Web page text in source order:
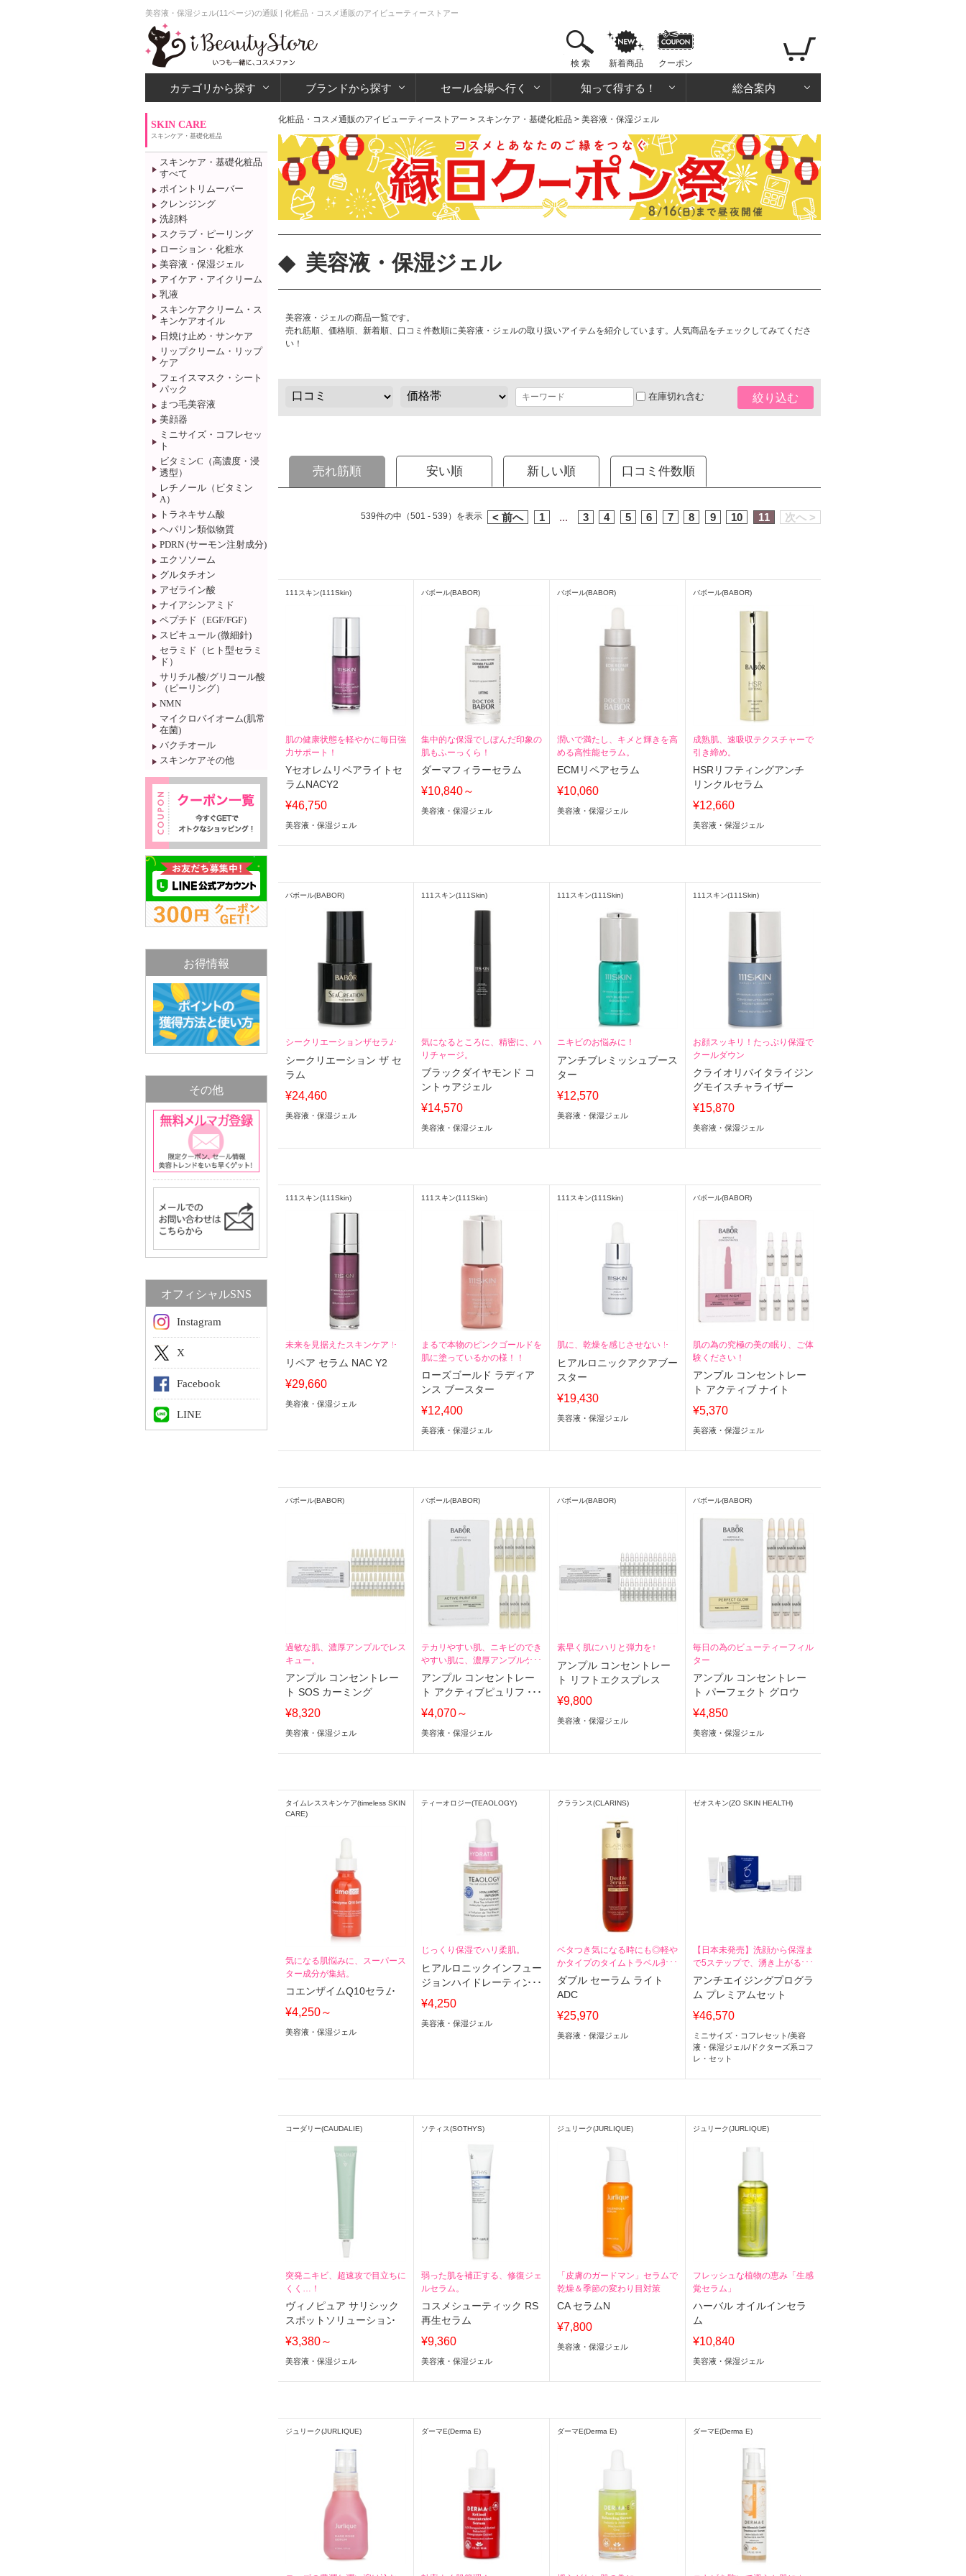
美容液・保湿ジェル(11ページ)の通販 | 化粧品・コスメ通販のアイビューティーストアー
検 索 新着商品 クーポン
カテゴリから探す ブランドから探す セール会場へ行く 知って得する！ 総合案内
SKIN CARE
スキンケア・基礎化粧品
スキンケア・基礎化粧品
すべて
ポイントリムーバー
クレンジング
洗顔料
スクラブ・ピーリング
ローション・化粧水
美容液・保湿ジェル
アイケア・アイクリーム
乳液
スキンケアクリーム・ス
キンケアオイル
日焼け止め・サンケア
リップクリーム・リップ
ケア
フェイスマスク・シート
パック
まつ毛美容液
美顔器
ミニサイズ・コフレセッ
ト
ビタミンC（高濃度・浸
透型）
レチノール（ビタミン
A）
トラネキサム酸
ヘパリン類似物質
PDRN (サーモン注射成分)
エクソソーム
グルタチオン
アゼライン酸
ナイアシンアミド
ペプチド（EGF/FGF）
スピキュール (微細針)
セラミド（ヒト型セラミ
ド）
サリチル酸/グリコール酸
（ピーリング）
NMN
マイクロバイオーム(肌常
在菌)
バクチオール
スキンケアその他
お得情報
その他
オフィシャルSNS
Instagram
X
Facebook
LINE
化粧品・コスメ通販のアイビューティーストアー > スキンケア・基礎化粧品 > 美容液・保湿ジェル
美容液・保湿ジェル
美容液・ジェルの商品一覧です。
売れ筋順、価格順、新着順、口コミ件数順に美容液・ジェルの取り扱いアイテムを紹介しています。人気商品をチェックしてみてくださ
い！
在庫切れ含む 絞り込む
売れ筋順 安い順 新しい順 口コミ件数順
< 前へ 1 ... 3 4 5 6 7 8 9 10 11 次へ >
539件の中（501 - 539）を表示
111スキン(111Skin)
肌の健康状態を軽やかに毎日強
力サポート！
Yセオレムリペアライトセ
ラムNACY2
¥46,750
美容液・保湿ジェル
バボール(BABOR)
集中的な保湿でしぼんだ印象の
肌もふーっくら！
ダーマフィラーセラム
¥10,840～
美容液・保湿ジェル
バボール(BABOR)
潤いで満たし、キメと輝きを高
める高性能セラム。
ECMリペアセラム
¥10,060
美容液・保湿ジェル
バボール(BABOR)
成熟肌、速吸収テクスチャーで
引き締め。
HSRリフティングアンチ
リンクルセラム
¥12,660
美容液・保湿ジェル
バボール(BABOR)
シークリエーションザセラム
シークリエーション ザ セ
ラム
¥24,460
美容液・保湿ジェル
111スキン(111Skin)
気になるところに、精密に、ハ
リチャージ。
ブラックダイヤモンド コ
ントゥアジェル
¥14,570
美容液・保湿ジェル
111スキン(111Skin)
ニキビのお悩みに！
アンチブレミッシュブース
ター
¥12,570
美容液・保湿ジェル
111スキン(111Skin)
お顔スッキリ！たっぷり保湿で
クールダウン
クライオリバイタライジン
グモイスチャライザー
¥15,870
美容液・保湿ジェル
111スキン(111Skin)
未来を見据えたスキンケア！
リペア セラム NAC Y2
¥29,660
美容液・保湿ジェル
111スキン(111Skin)
まるで本物のピンクゴールドを
肌に塗っているかの様！！
ローズゴールド ラディア
ンス ブースター
¥12,400
美容液・保湿ジェル
111スキン(111Skin)
肌に、乾燥を感じさせない！
ヒアルロニックアクアブー
スター
¥19,430
美容液・保湿ジェル
バボール(BABOR)
肌の為の究極の美の眠り、ご体
験ください！
アンプル コンセントレー
ト アクティブ ナイト
¥5,370
美容液・保湿ジェル
バボール(BABOR)
過敏な肌、濃厚アンプルでレス
キュー。
アンプル コンセントレー
ト SOS カーミング
¥8,320
美容液・保湿ジェル
バボール(BABOR)
テカリやすい肌、ニキビのでき
やすい肌に、濃厚アンプルケ
ア。
アンプル コンセントレー
ト アクティブピュリファ
イア
¥4,070～
美容液・保湿ジェル
バボール(BABOR)
素早く肌にハリと弾力を↑
アンプル コンセントレー
ト リフトエクスプレス
¥9,800
美容液・保湿ジェル
バボール(BABOR)
毎日の為のビューティーフィル
ター
アンプル コンセントレー
ト パーフェクト グロウ
¥4,850
美容液・保湿ジェル
タイムレススキンケア(timeless SKIN
CARE)
気になる肌悩みに、スーパース
ター成分が集結。
コエンザイムQ10セラム
¥4,250～
美容液・保湿ジェル
ティーオロジー(TEAOLOGY)
じっくり保湿でハリ柔肌。
ヒアルロニックインフュー
ジョンハイドレーティング
セラム
¥4,250
美容液・保湿ジェル
クラランス(CLARINS)
ベタつき気になる時にも◎軽や
かタイプのタイムトラベル美容
液
ダブル セーラム ライト
ADC
¥25,970
美容液・保湿ジェル
ゼオスキン(ZO SKIN HEALTH)
【日本未発売】洗顔から保湿ま
で5ステップで、湧き上がるよ
うなハリ肌へ
アンチエイジングプログラ
ム プレミアムセット
¥46,570
ミニサイズ・コフレセット/美容
液・保湿ジェル/ドクターズ系コフ
レ・セット
コーダリー(CAUDALIE)
突発ニキビ、超速攻で目立ちに
くく…！
ヴィノピュア サリシック
スポットソリューション
¥3,380～
美容液・保湿ジェル
ソティス(SOTHYS)
弱った肌を補正する、修復ジェ
ルセラム。
コスメシューティック RS
再生セラム
¥9,360
美容液・保湿ジェル
ジュリーク(JURLIQUE)
「皮膚のガードマン」セラムで
乾燥＆季節の変わり目対策
CA セラムN
¥7,800
美容液・保湿ジェル
ジュリーク(JURLIQUE)
フレッシュな植物の恵み「生感
覚セラム」
ハーバル オイルインセラ
ム
¥10,840
美容液・保湿ジェル
ジュリーク(JURLIQUE) ダーマE(Derma E) ダーマE(Derma E) ダーマE(Derma E)